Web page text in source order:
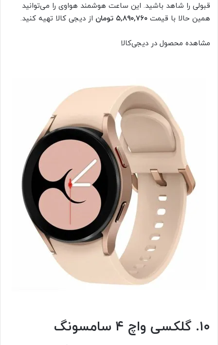
قبولی را شاهد باشید. این ساعت هوشمند هواوی را می‌توانید
همین حالا با قیمت ۵,۸۹۰,۷۶۰ تومان از دیجی کالا تهیه کنید.
مشاهده محصول در دیجی‌کالا
۱۰. گلکسی واچ ۴ سامسونگ